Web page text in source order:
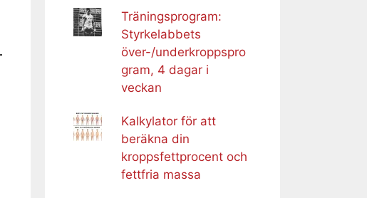
Träningsprogram:
Styrkelabbets
över-/underkroppspro
gram, 4 dagar i
veckan
Kalkylator för att
beräkna din
kroppsfettprocent och
fettfria massa